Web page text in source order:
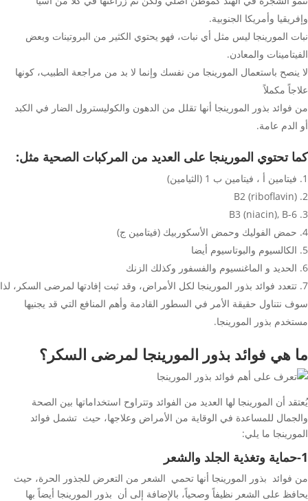
وإفريقيا وأمريكا الجنوبية.
نبات المورينجا ليس مثل أي نبات، فهو يحتوي الكثير من البروتينات وبعض
الفيتامينات والمعادن.
لا ينصح باستعمال المورينجا من نفسك وإنما لا بد من مراجعة الطبيب، كونها
علاجاً مكملاً
من فوائد بذور المورينجا أنها تقلل من الدهون والكوليسترول الضار في الكبد
أو الدم عامة.
كما تحتوي المورينجا على العديد من المركبات الصحية مثل:
فيتامين أ ، فيتامين ب 1 (الثيامين)
B2 (riboflavin)
B3 (niacin), B-6
حمض الفوليك وحمض الأسكوربيك (فيتامين ج)
الكالسيوم والبوتاسيوم أيضا
الحديد و الماغنسيوم والفسفور وكذلك الزنك
تتعدد فوائد بذور المورينجا لكل الأمراض، وقد ثبت إفادتها لمرضى السكر، لذا
سوف نتناول حقيقة الأمر في السطور القادمة وأهم المنافع التي قد يجنيها
مستخدم بذور المورينجا.
ما هي فوائد بذور المورينجا لمرضى السكر؟
يُعتقد أن المورينجا لها العديد من الفوائد وتتراوح استخداماتها بين الصحة
والجمال للمساعدة في الوقاية من الأمراض وعلاجها، حيث تشمل فوائد
المورينجا ما يلي:
1-حماية وتغذية الجلد والشعر
من فوائد بذور المورينجا أنها تحمي الشعر من التعرض للجذور الحرة، حيث
يحافظ على الشعر نظيفاً وصحياً، بالإضافة إلى أن بذور المورينجا أيضاً بها